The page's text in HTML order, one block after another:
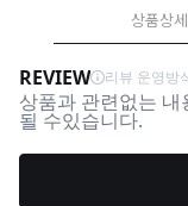
상품상세